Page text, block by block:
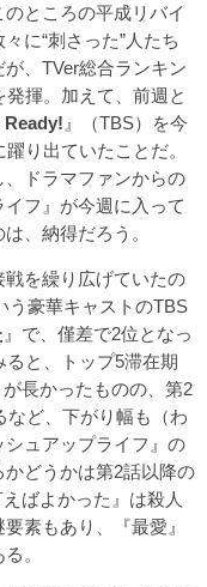
ところの平成リバイ
に“刺さった”人たち
、TVer総合ランキン
揮。加えて、前週と
Ready! 』（TBS）を今
り出ていたことだ。
ドラマファンからの
フ』が今週に入って
、納得だろう。
を繰り広げていたの
う豪華キャストのTBS
』で、僅差で2位となっ
ると、トップ5滞在期
長かったものの、第2
など、下がり幅も（わ
ュアップライフ』の
どうかは第2話以降の
ばよかった』は殺人
素もあり、『最愛』
。